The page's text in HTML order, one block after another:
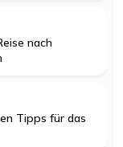
nach
Tipps für das